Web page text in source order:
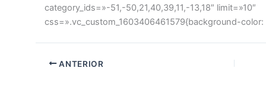
category_ids=»-51,-50,21,40,39,11,-13,18″ limit=»10″
css=».vc_custom_1603406461579{background-
ANTERIOR